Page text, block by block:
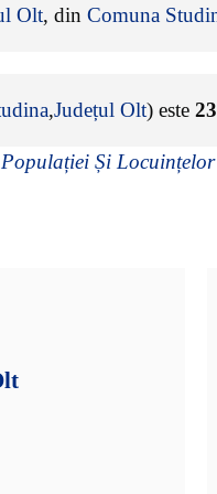
Olt, din Comuna
,Județul Olt) este
Și